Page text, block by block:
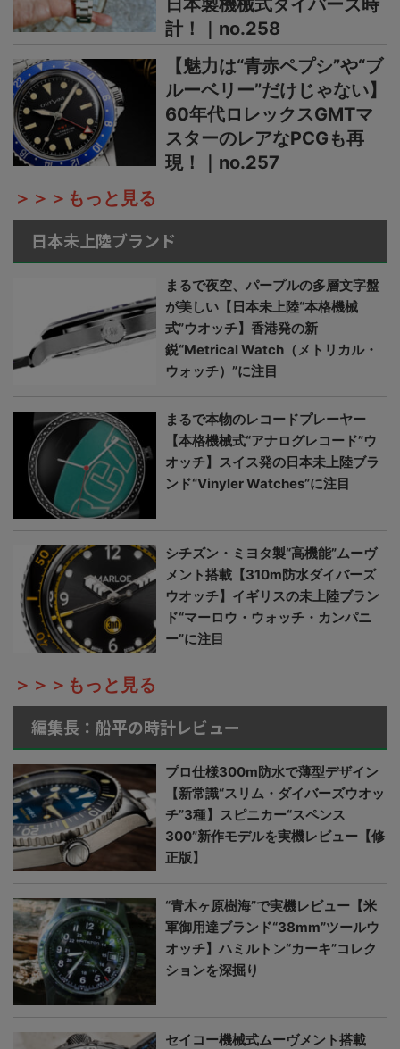
計！｜no.258
【魅力は“青赤ペプシ”や“ブ
ルーベリー”だけじゃない】
60年代ロレックスGMTマ
スターのレアなPCGも再
現！｜no.257
＞＞＞もっと見る
日本未上陸ブランド
まるで夜空、パープルの多層文字盤
が美しい【日本未上陸“本格機械
式”ウオッチ】香港発の新
鋭“Metrical Watch（メトリカル・
ウォッチ）”に注目
まるで本物のレコードプレーヤー
【本格機械式“アナログレコード”ウ
オッチ】スイス発の日本未上陸ブラ
ンド“Vinyler Watches”に注目
シチズン・ミヨタ製“高機能”ムーヴ
メント搭載【310m防水ダイバーズ
ウオッチ】イギリスの未上陸ブラン
ド“マーロウ・ウォッチ・カンパニ
ー”に注目
＞＞＞もっと見る
編集長：船平の時計レビュー
プロ仕様300m防水で薄型デザイン
【新常識“スリム・ダイバーズウオッ
チ”3種】スピニカー“スペンス
300”新作モデルを実機レビュー【修
正版】
“青木ヶ原樹海”で実機レビュー【米
軍御用達ブランド“38mm”ツールウ
オッチ】ハミルトン“カーキ”コレク
ションを深掘り
セイコー機械式ムーヴメント搭載